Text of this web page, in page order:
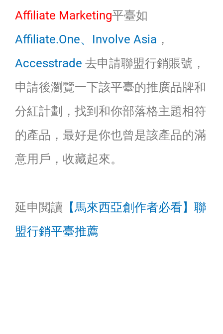
Affiliate Marketing平臺如
Affiliate.One、Involve Asia ，
Accesstrade 去申請聯盟行銷賬號，
申請後瀏覽一下該平臺的推廣品牌和
分紅計劃，找到和你部落格主題相符
的產品，最好是你也曾是該產品的滿
意用戶，收藏起來。
延申閲讀 【馬來西亞創作者必看】聯
盟行銷平臺推薦